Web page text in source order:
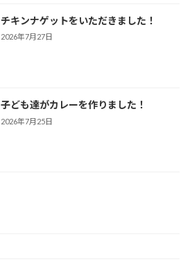
チキンナゲットをいただきました！
2026年7月27日
子ども達がカレーを作りました！
2026年7月25日